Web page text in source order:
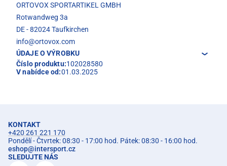
ORTOVOX SPORTARTIKEL GMBH
Rotwandweg 3a
DE - 82024 Taufkirchen
info@ortovox.com
ÚDAJE O VÝROBKU
Číslo produktu:102028580
V nabídce od:01.03.2025
KONTAKT
+420 261 221 170
Pondělí - Čtvrtek: 08:30 - 17:00 hod. Pátek: 08:30 - 16:00 hod.
eshop@intersport.cz
SLEDUJTE NÁS